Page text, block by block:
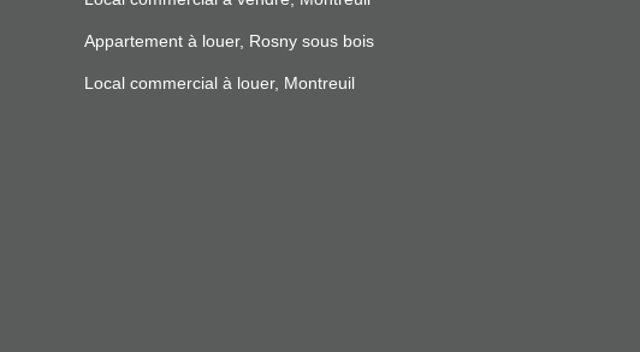
Appartement à louer, Rosny sous bois
Local commercial à louer, Montreuil